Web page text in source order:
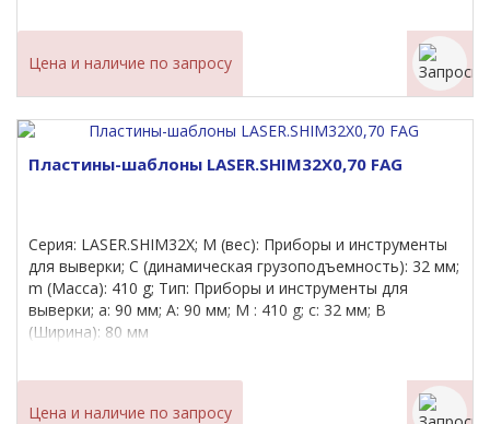
Цена и наличие по запросу
Пластины-шаблоны LASER.SHIM32X0,70 FAG
Серия: LASER.SHIM32X; M (вес): Приборы и инструменты
для выверки; C (динамическая грузоподъемность): 32 мм;
m (Масса): 410 g; Тип: Приборы и инструменты для
выверки; a: 90 мм; A: 90 мм; M : 410 g; c: 32 мм; B
(Ширина): 80 мм
Цена и наличие по запросу